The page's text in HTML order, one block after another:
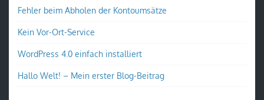
Fehler beim Abholen der Kontoumsätze
Kein Vor-Ort-Service
WordPress 4.0 einfach installiert
Hallo Welt! – Mein erster Blog-Beitrag